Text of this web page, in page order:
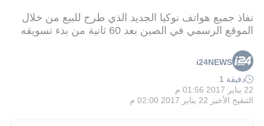
نفاذ جميع هواتف نوكيا الجديد الذي طرح للبيع من خلال
الموقع الرسمي في الصين بعد 60 ثانية من بدء تسويقه
i24NEWS
دقيقة 1
22 يناير 2017 01:56 م
التنقيح الأخير 22 يناير 2017 02:00 م